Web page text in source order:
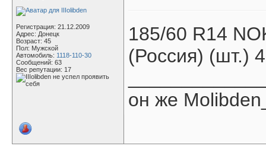
Регистрация: 21.12.2009
Адрес: Донецк
Возраст: 45
Пол: Мужской
Автомобиль: 1118-110-30
Сообщений: 63
Вес репутации: 17
185/60 R14
(Россия) (шт.)
он же